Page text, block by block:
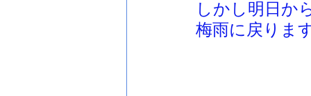
しかし明日か
梅雨に戻ります